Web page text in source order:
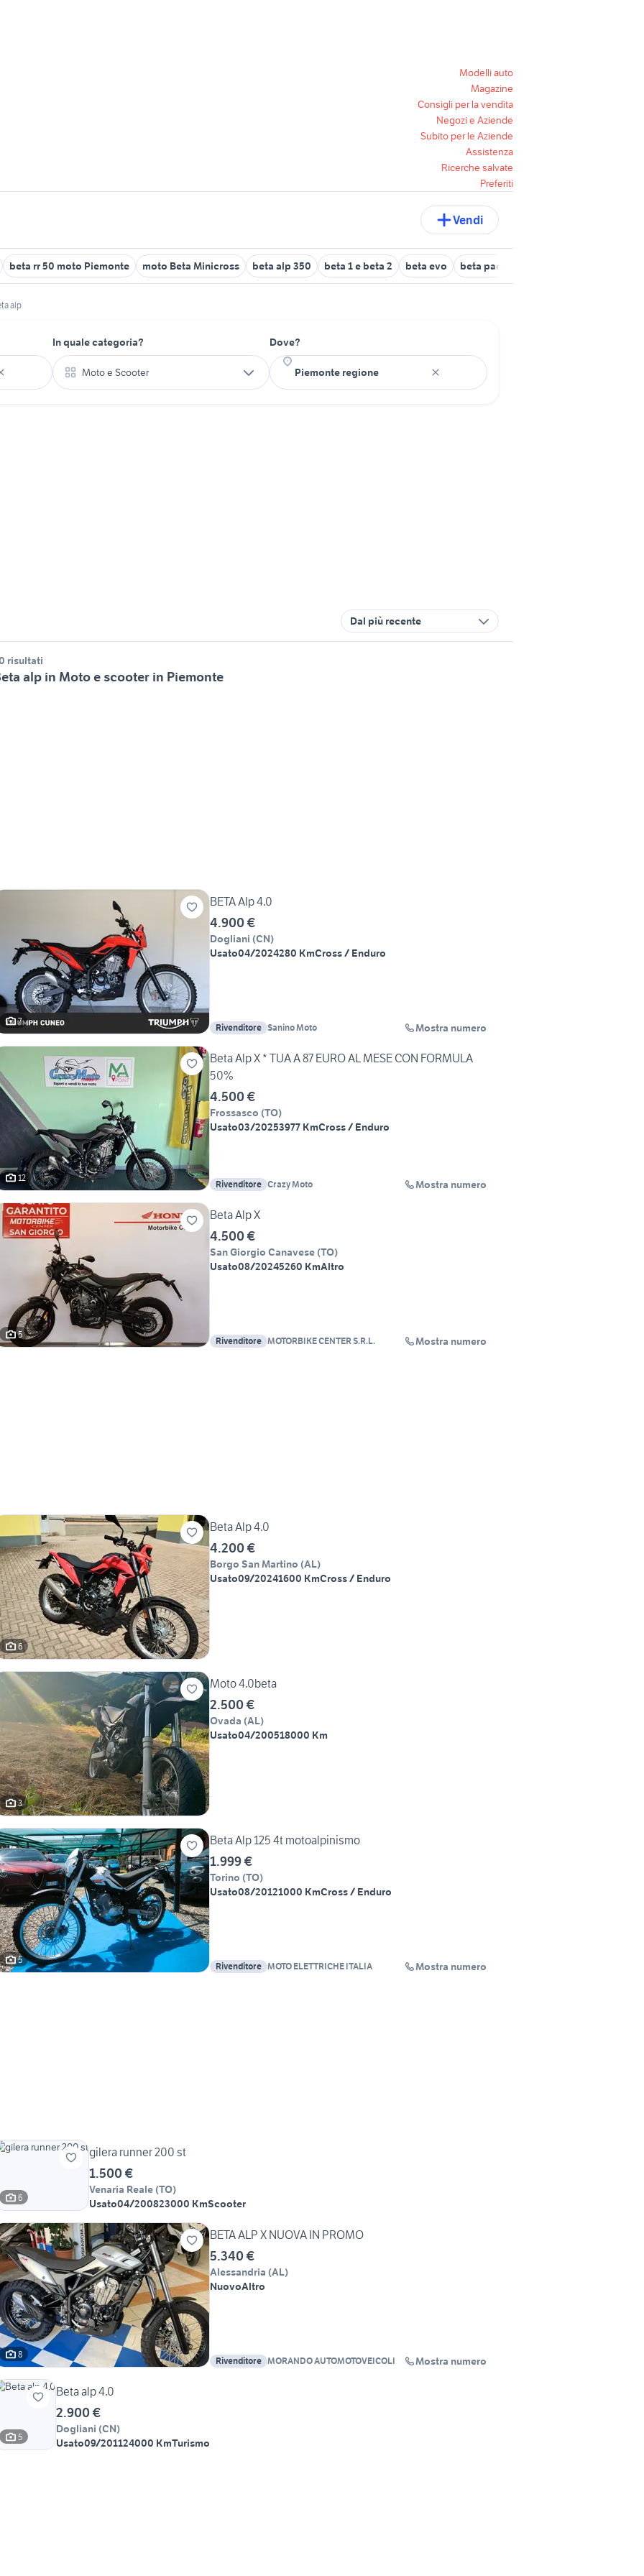
Modelli auto
Magazine
Consigli per la vendita
Negozi e Aziende
Subito per le Aziende
Assistenza
Ricerche salvate
Preferiti
Vendi
beta rr 50 moto Piemonte moto Beta Minicross beta alp 350 beta 1 e beta 2 beta evo beta padova
alp
In quale categoria?
Moto e Scooter
Dove?
Dal più recente
risultati
alp in Moto e scooter in Piemonte
7
BETA Alp 4.0
4.900 €
Dogliani (CN)
Usato04/2024280 KmCross / Enduro
Rivenditore Sanino Moto Mostra numero
12
Beta Alp X * TUA A 87 EURO AL MESE CON FORMULA
50%
4.500 €
Frossasco (TO)
Usato03/20253977 KmCross / Enduro
Rivenditore Crazy Moto Mostra numero
5
Beta Alp X
4.500 €
San Giorgio Canavese (TO)
Usato08/20245260 KmAltro
Rivenditore MOTORBIKE CENTER S.R.L. Mostra numero
6
Beta Alp 4.0
4.200 €
Borgo San Martino (AL)
Usato09/20241600 KmCross / Enduro
3
Moto 4.0beta
2.500 €
Ovada (AL)
Usato04/200518000 Km
5
Beta Alp 125 4t motoalpinismo
1.999 €
Torino (TO)
Usato08/20121000 KmCross / Enduro
Rivenditore MOTO ELETTRICHE ITALIA Mostra numero
6
gilera runner 200 st
1.500 €
Venaria Reale (TO)
Usato04/200823000 KmScooter
8
BETA ALP X NUOVA IN PROMO
5.340 €
Alessandria (AL)
NuovoAltro
Rivenditore MORANDO AUTOMOTOVEICOLI Mostra numero
5
Beta alp 4.0
2.900 €
Dogliani (CN)
Usato09/201124000 KmTurismo